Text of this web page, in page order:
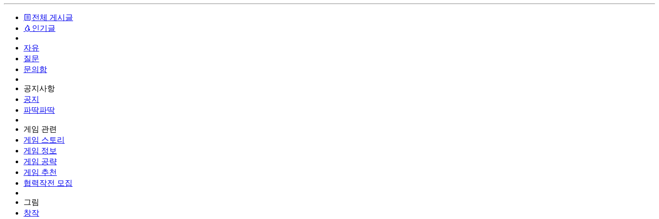
전체 게시글
인기글
자유
질문
문의함
공지사항
공지
파딱파딱
게임 관련
게임 스토리
게임 정보
게임 공략
게임 추천
협력작전 모집
그림
창작